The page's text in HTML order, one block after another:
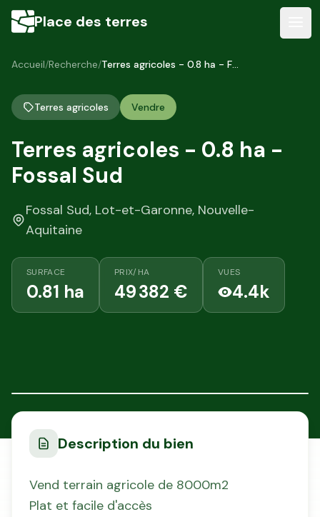
Place des terres
Terres agricoles
Lot-et-
Consultez toutes lesannonces de biens agricoles
Accueil/Recherche/ Terres agricoles - 0.8 ha - Fossal Sud
Terres agricoles Vendre
Terres agricoles - 0.8 ha -
Fossal Sud
Fossal Sud, Lot-et-Garonne, Nouvelle-
Aquitaine
SURFACE
0.81 ha
PRIX/HA
49 382 €
VUES
4.4k
Description du bien
Vend terrain agricole de 8000m2
Plat et facile d'accès